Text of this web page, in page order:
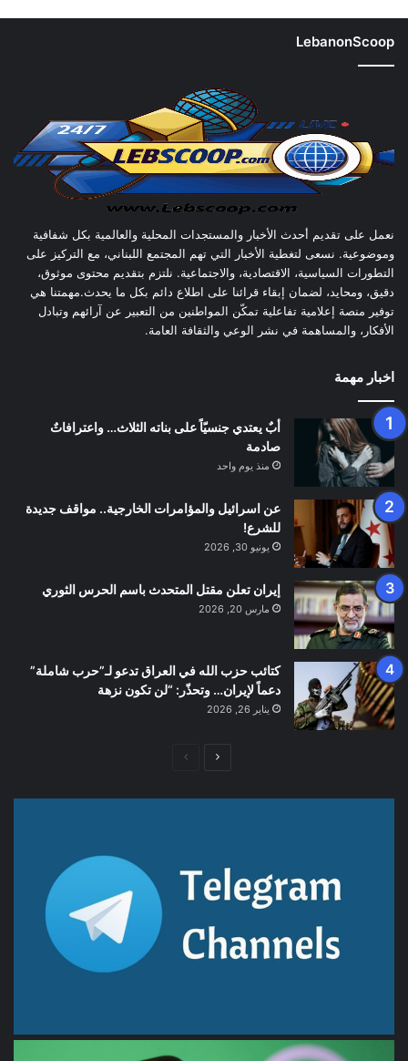
LebanonScoop
نعمل على تقديم أحدث الأخبار والمستجدات المحلية والعالمية بكل شفافية
وموضوعية. نسعى لتغطية الأخبار التي تهم المجتمع اللبناني، مع التركيز على
التطورات السياسية، الاقتصادية، والاجتماعية. نلتزم بتقديم محتوى موثوق،
دقيق، ومحايد، لضمان إبقاء قرائنا على اطلاع دائم بكل ما يحدث.مهمتنا هي
توفير منصة إعلامية تفاعلية تمكّن المواطنين من التعبير عن آرائهم وتبادل
الأفكار، والمساهمة في نشر الوعي والثقافة العامة.
اخبار مهمة
أبٌ يعتدي جنسيّاً على بناته الثلاث… واعترافاتٌ
صادمة
منذ يوم واحد
عن اسرائيل والمؤامرات الخارجية.. مواقف جديدة
للشرع!
يونيو 30, 2026
إيران تعلن مقتل المتحدث باسم الحرس الثوري
مارس 20, 2026
كتائب حزب الله في العراق تدعو لـ”حرب شاملة”
دعماً لإيران… وتحذّر: “لن تكون نزهة
يناير 26, 2026
الصفحة